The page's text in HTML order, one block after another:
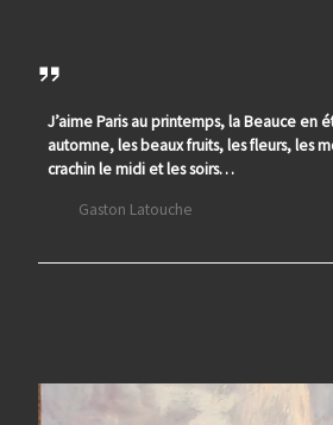
J’aime Paris au printemps, la Beauce en
automne, les beaux fruits, les fleurs, les
crachin le midi et les soirs…
Gaston Latouche